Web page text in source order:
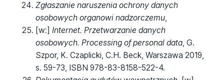
Zgłaszanie naruszenia ochrony danych
osobowych organowi nadzorczemu,
[w:]Internet. Przetwarzanie danych
osobowych. Processing of personal data, G.
Szpor, K. Czaplicki, C.H. Beck, Warszawa 2019,
s. 59-73, ISBN 978-83-8158-522-4.